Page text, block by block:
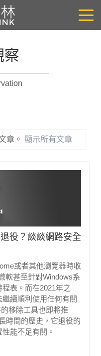
察
章。 顯示所有文章
役？談談網路安全
或者其他瀏覽器時收
軟甚至針對Windows系
表。而在2021年之
續順利使用任何有關
移除工具也即將推
時間的歷史，它退役的
能不足有關。